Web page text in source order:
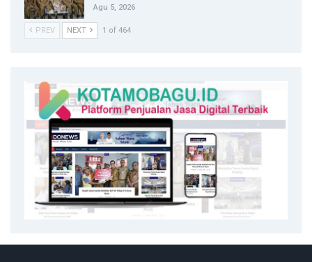
Agu 5, 2026
PREV NEXT 1 of 464